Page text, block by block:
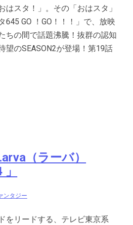
はスタ！」。その「おはスタ」
645 GO ！GO！！！」で、放映
ちの間で話題沸騰！抜群の認知
望のSEASON2が登場！第19話
（ラーバ）
ンタジー
をリードする、テレビ東京系